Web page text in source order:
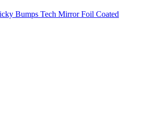
Bumps Tech Mirror Foil Coated